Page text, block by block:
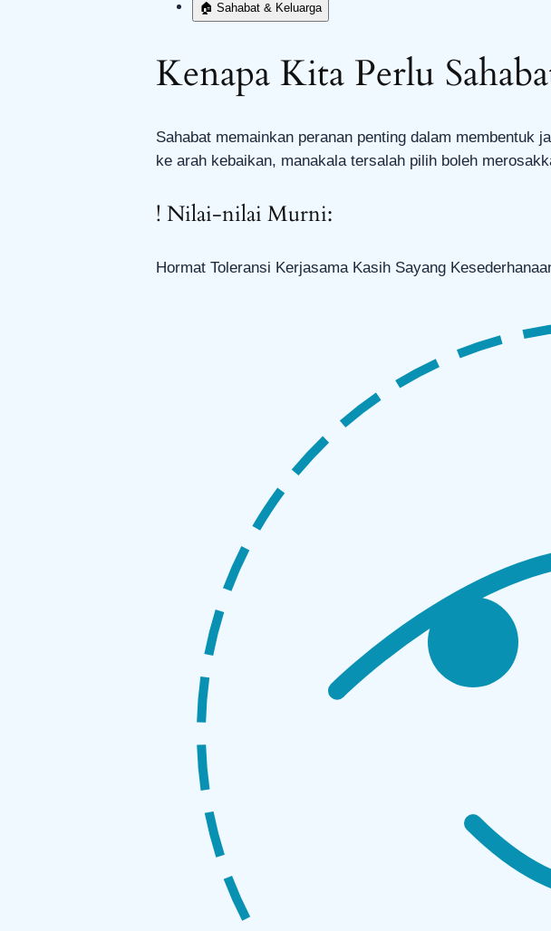
🏠 Sahabat & Keluarga
Kenapa Kita Perlu
Sahabat memainkan peranan penting dalam membentuk
ke arah kebaikan, manakala tersalah pilih boleh
! Nilai-nilai Murni:
Hormat Toleransi Kerjasama Kasih Sayang